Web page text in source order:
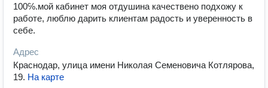
100℅.мой кабинет моя отдушина качествено подхожу к
работе, люблю дарить клиентам радость и уверенность в
себе.
Адрес
Краснодар, улица имени Николая Семеновича Котлярова,
19. На карте